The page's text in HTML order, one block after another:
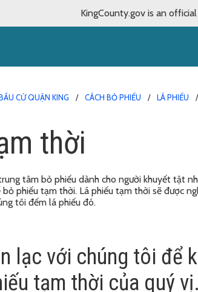
KingCounty.gov is an
CỬ QUẬN KING CÁCH BỎ PHIẾU LÁ PHIẾU
thời
tâm bỏ phiếu dành cho người khuyết tật
phiếu tạm thời. Lá phiếu tạm thời sẽ được
tôi đếm lá phiếu đó.
lạc với chúng tôi để
tạm thời của quý vị.